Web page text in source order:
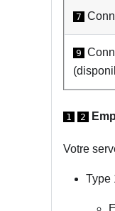
7
9
1 2
Votre
Type